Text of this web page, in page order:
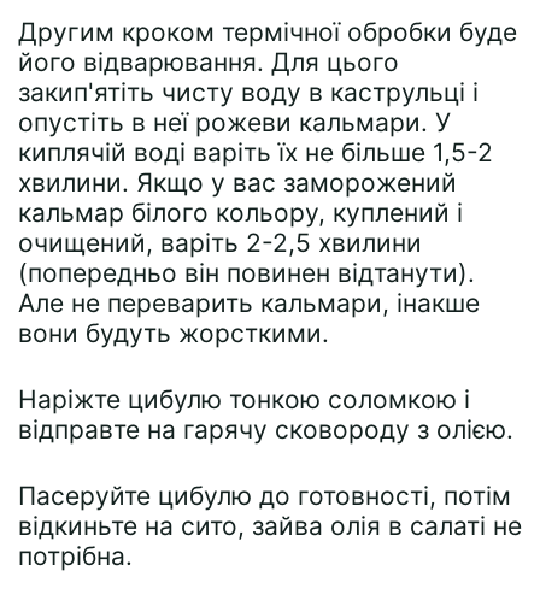
Другим кроком термічної обробки буде
його відварювання. Для цього
закип'ятіть чисту воду в каструльці і
опустіть в неї рожеви кальмари. У
киплячій воді варіть їх не більше 1,5-2
хвилини. Якщо у вас заморожений
кальмар білого кольору, куплений і
очищений, варіть 2-2,5 хвилини
(попередньо він повинен відтанути).
Але не переварить кальмари, інакше
вони будуть жорсткими.
Наріжте цибулю тонкою соломкою і
відправте на гарячу сковороду з олією.
Пасеруйте цибулю до готовності, потім
відкиньте на сито, зайва олія в салаті не
потрібна.